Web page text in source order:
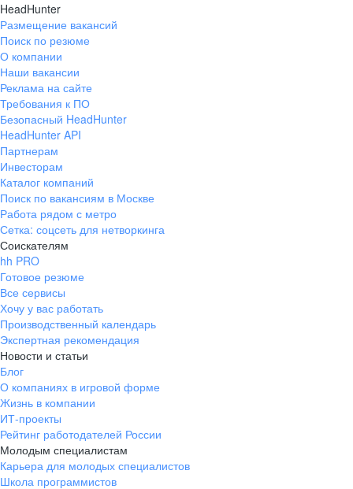
HeadHunter
Размещение вакансий
Поиск по резюме
О компании
Наши вакансии
Реклама на сайте
Требования к ПО
Безопасный HeadHunter
HeadHunter API
Партнерам
Инвесторам
Каталог компаний
Поиск по вакансиям в Москве
Работа рядом с метро
Сетка: соцсеть для нетворкинга
Соискателям
hh PRO
Готовое резюме
Все сервисы
Хочу у вас работать
Производственный календарь
Экспертная рекомендация
Новости и статьи
Блог
О компаниях в игровой форме
Жизнь в компании
ИТ-проекты
Рейтинг работодателей России
Молодым специалистам
Карьера для молодых специалистов
Школа программистов